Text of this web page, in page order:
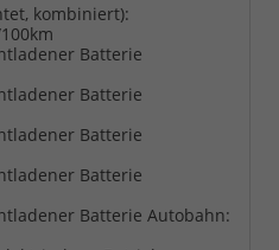
kombiniert):
Batterie
Batterie
Batterie
Batterie
Batterie Autobahn: